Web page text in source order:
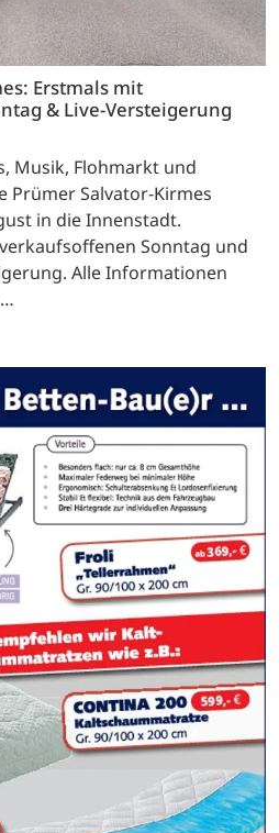
Erstmals mit
& Live-Versteigerung
Musik, Flohmarkt und
Prümer Salvator-Kirmes
in die Innenstadt.
Sonntag und
Alle Informationen